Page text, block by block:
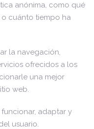
anónima, como qué
o cuánto tiempo ha
la navegación,
ofrecidos a los
una mejor
web.
adaptar y
usuario.